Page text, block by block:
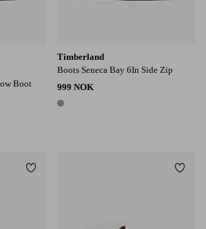
Boot
Timberland
Boots Seneca Bay 6In Side Zip
999 NOK
1 farge
Legg til favoritter